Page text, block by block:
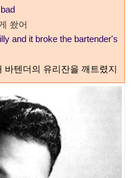
쐈어
and it broke the bartender's
텐더의 유리잔을 깨트렸지